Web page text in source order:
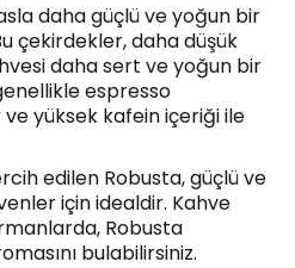
daha güçlü ve yoğun bir
çekirdekler, daha düşük
daha sert ve yoğun bir
espresso
ve yüksek kafein içeriği ile
edilen Robusta, güçlü ve
için idealdir. Kahve
Robusta
bulabilirsiniz.